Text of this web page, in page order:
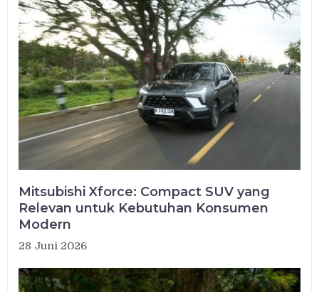
Mitsubishi Xforce: Compact SUV yang
Relevan untuk Kebutuhan Konsumen
Modern
28 Juni 2026